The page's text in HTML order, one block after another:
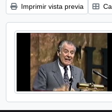
Imprimir vista previa